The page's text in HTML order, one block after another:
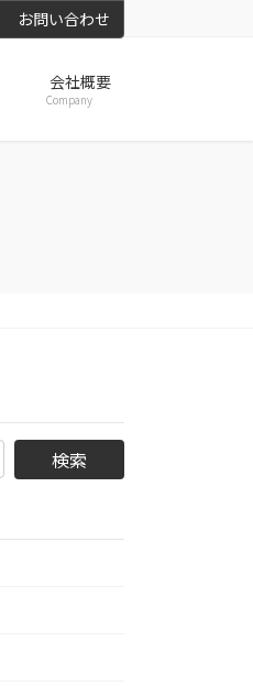
お問い合わせ
会社概要
Company